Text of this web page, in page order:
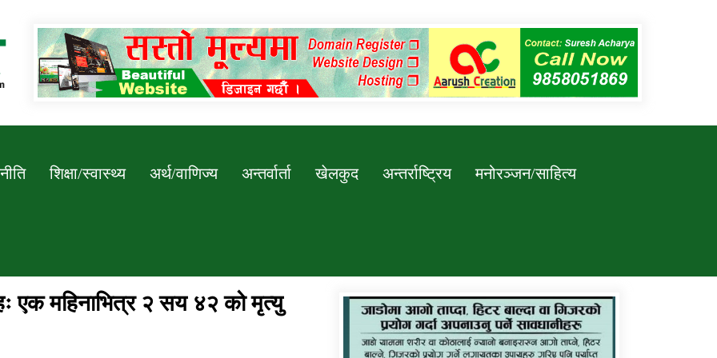
Newssarokar
शिक्षा/स्वास्थ्य अर्थ/वाणिज्य अन्तर्वार्ता खेलकुद अन्तर्राष्ट्रिय मनोरञ्जन/साहित्य
कर्णाली प्रविधि शिक्षालय जुम्लाको सुचना
एक महिनाभित्र २ सय ४२ को मृत्यु